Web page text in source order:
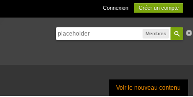
Connexion Créer un compte
Membres
Voir le nouveau contenu